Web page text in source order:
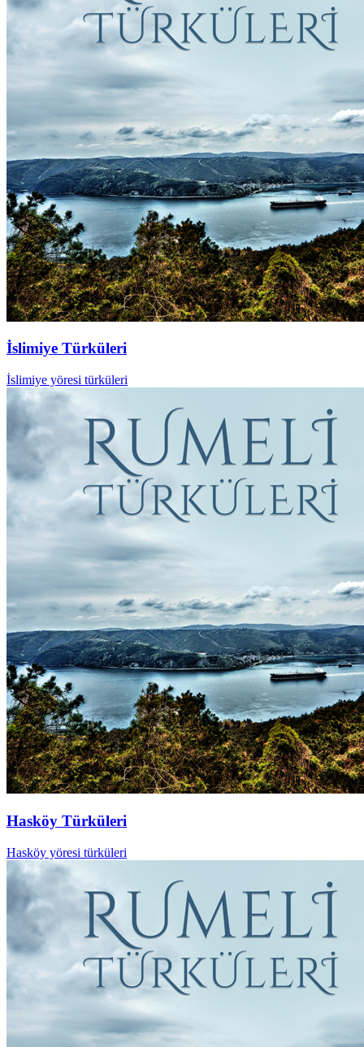
İslimiye Türküleri
İslimiye yöresi türküleri
Hasköy Türküleri
Hasköy yöresi türküleri